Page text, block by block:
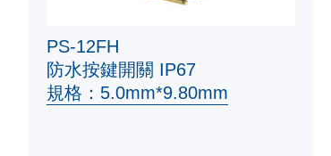
PS-12FH
防水按鍵開關 IP67
規格：5.0mm*9.80mm